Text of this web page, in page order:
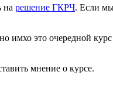
на решение ГКРЧ. Если
имхо это очередной
мнение о курсе.